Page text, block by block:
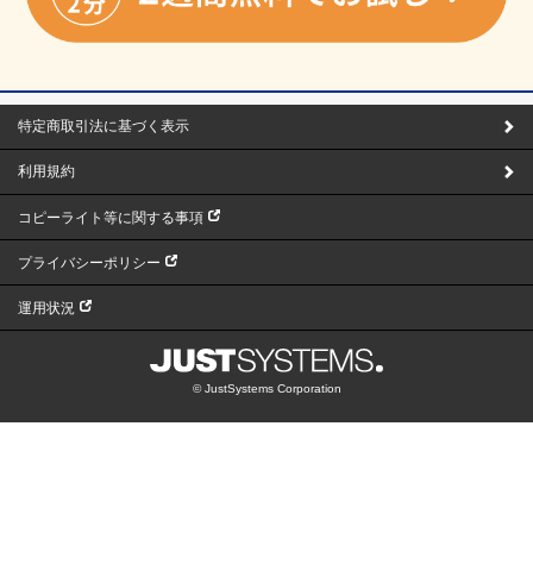
特定商取引法に基づく表示
利用規約
コピーライト等に関する事項
プライバシーポリシー
運用状況
© JustSystems Corporation